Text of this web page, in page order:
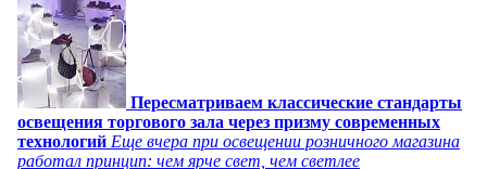
Пересматриваем классические стандарты
освещения торгового зала через призму современных
технологий Еще вчера при освещении розничного магазина
работал принцип: чем ярче свет, чем светлее